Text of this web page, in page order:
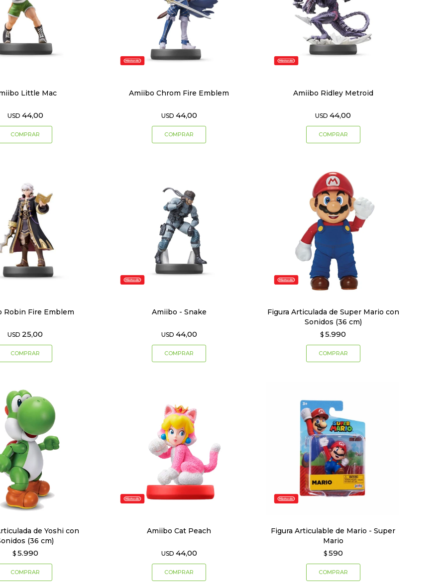
Little Mac
USD 44,00
Amiibo Chrom Fire Emblem
USD 44,00
Amiibo Ridley Metroid
USD 44,00
Robin Fire Emblem
USD 25,00
Amiibo - Snake
USD 44,00
Figura Articulada de Super Mario con
Sonidos (36 cm)
$ 5.990
de Yoshi con
(36 cm)
$ 5.990
Amiibo Cat Peach
USD 44,00
Figura Articulable de Mario - Super
Mario
$ 590